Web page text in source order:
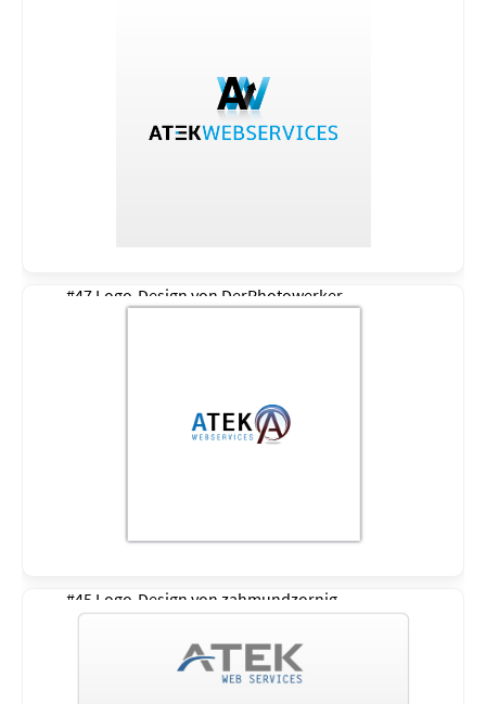
#47 Logo-Design von DerPhotowerker
#45 Logo-Design von zahmundzornig